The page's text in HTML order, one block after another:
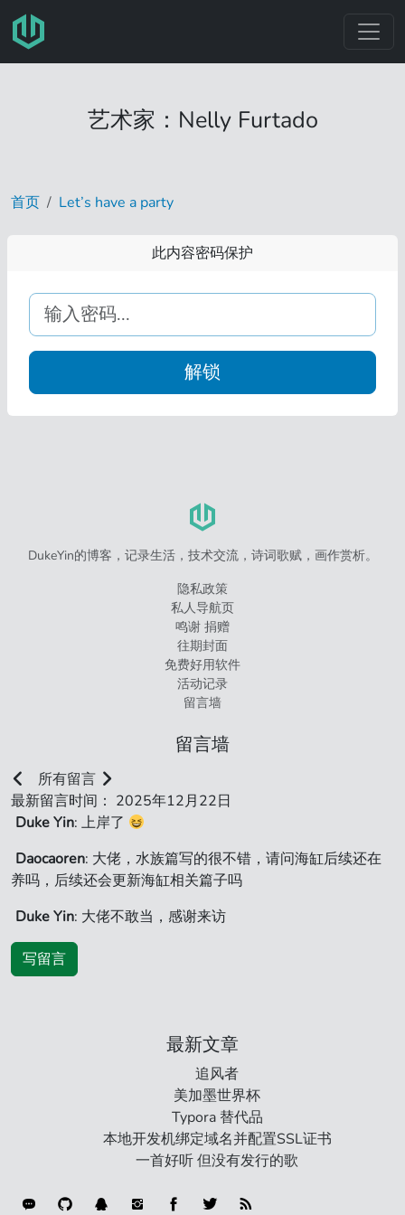
跳转至主要内容
艺术家：Nelly Furtado
首页 Let’s have a party
此内容密码保护
解锁
DukeYin的博客，记录生活，技术交流，诗词歌赋，画作赏析。
隐私政策
私人导航页
鸣谢 捐赠
往期封面
免费好用软件
活动记录
留言墙
留言墙
所有留言
最新留言时间： 2025年12月22日
Duke Yin: 上岸了
Daocaoren: 大佬，水族篇写的很不错，请问海缸后续还在
养吗，后续还会更新海缸相关篇子吗
Duke Yin: 大佬不敢当，感谢来访
写留言
最新文章
追风者
美加墨世界杯
Typora 替代品
本地开发机绑定域名并配置SSL证书
一首好听 但没有发行的歌